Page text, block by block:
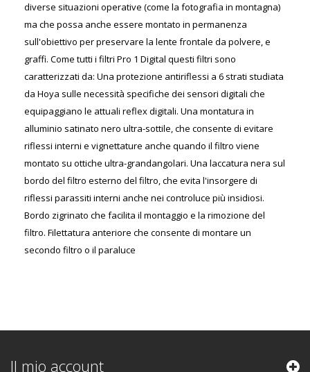
diverse situazioni operative (come la fotografia in montagna)
ma che possa anche essere montato in permanenza
sull'obiettivo per preservare la lente frontale da polvere, e
graffi. Come tutti i filtri Pro 1 Digital questi filtri sono
caratterizzati da: Una protezione antiriflessi a 6 strati studiata
da Hoya sulle necessità specifiche dei sensori digitali che
equipaggiano le attuali reflex digitali. Una montatura in
alluminio satinato nero ultra-sottile, che consente di evitare
riflessi interni e vignettature anche quando il filtro viene
montato su ottiche ultra-grandangolari. Una laccatura nera sul
bordo del filtro esterno del filtro, che evita l'insorgere di
riflessi parassiti interni anche nei controluce più insidiosi.
Bordo zigrinato che facilita il montaggio e la rimozione del
filtro. Filettatura anteriore che consente di montare un
secondo filtro o il paraluce
Il mio account